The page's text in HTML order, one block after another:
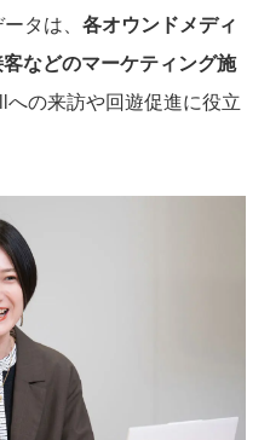
タは、 各オウンドメディ
などのマーケティング施
への来訪や回遊促進に役立